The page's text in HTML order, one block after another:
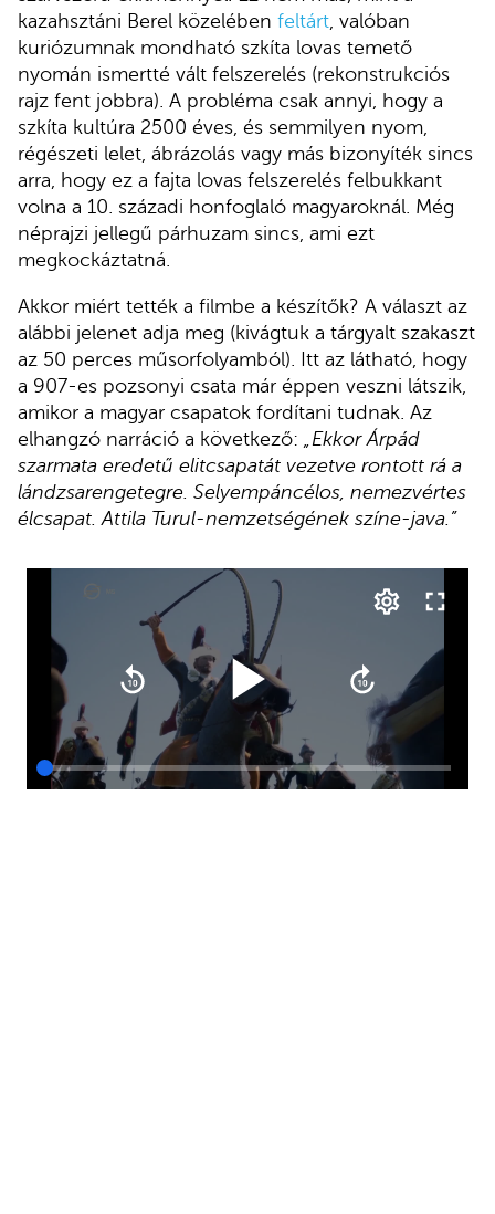
kazahsztáni Berel közelében feltárt, valóban
kuriózumnak mondható szkíta lovas temető
nyomán ismertté vált felszerelés (rekonstrukciós
rajz fent jobbra). A probléma csak annyi, hogy a
szkíta kultúra 2500 éves, és semmilyen nyom,
régészeti lelet, ábrázolás vagy más bizonyíték sincs
arra, hogy ez a fajta lovas felszerelés felbukkant
volna a 10. századi honfoglaló magyaroknál. Még
néprajzi jellegű párhuzam sincs, ami ezt
megkockáztatná.
Akkor miért tették a filmbe a készítők? A választ az
alábbi jelenet adja meg (kivágtuk a tárgyalt szakaszt
az 50 perces műsorfolyamból). Itt az látható, hogy
a 907-es pozsonyi csata már éppen veszni látszik,
amikor a magyar csapatok fordítani tudnak. Az
elhangzó narráció a következő:
„Ekkor Árpád
szarmata eredetű elitcsapatát vezetve rontott rá a
lándzsarengetegre. Selyempáncélos, nemezvértes
élcsapat. Attila Turul-nemzetségének színe-java.”